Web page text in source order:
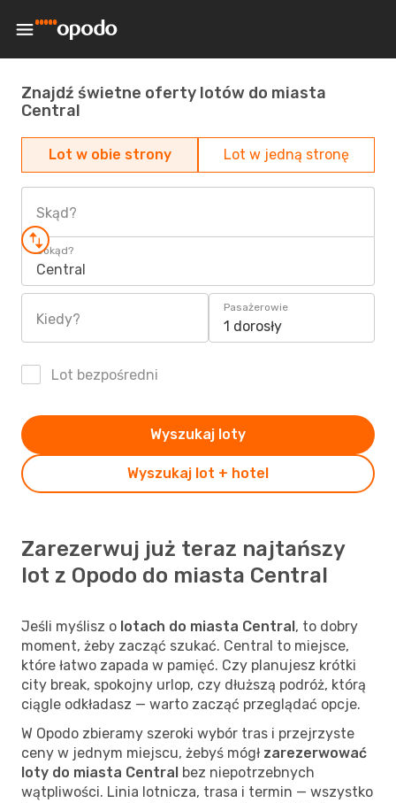
Znajdź świetne oferty lotów do miasta
Central
Lot w obie strony Lot w jedną stronę
Skąd?
Dokąd?
Central
Kiedy?
Pasażerowie
1 dorosły
Lot bezpośredni
Wyszukaj lot + hotel
Wyszukaj loty
Zarezerwuj już teraz najtańszy
lot z Opodo do miasta Central
Jeśli myślisz o lotach do miasta Central, to dobry
moment, żeby zacząć szukać. Central to miejsce,
które łatwo zapada w pamięć. Czy planujesz krótki
city break, spokojny urlop, czy dłuższą podróż, którą
ciągle odkładasz — warto zacząć przeglądać opcje.
W Opodo zbieramy szeroki wybór tras i przejrzyste
ceny w jednym miejscu, żebyś mógł zarezerwować
loty do miasta Central bez niepotrzebnych
wątpliwości. Linia lotnicza, trasa i termin — wszystko